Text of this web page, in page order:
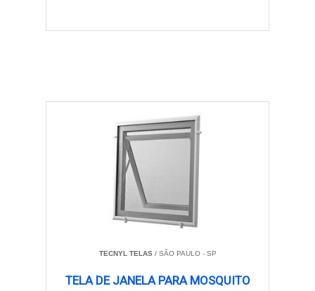
TECNYL TELAS/ SÃO PAULO - SP
TELA DE JANELA PARA MOSQUITO